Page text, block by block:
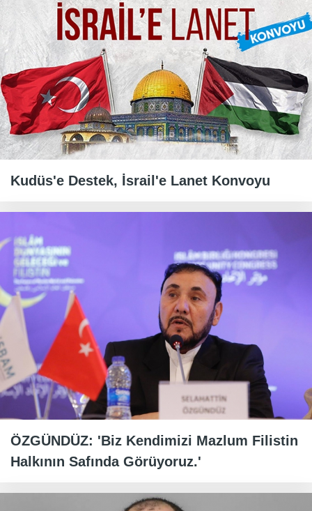
Kudüs'e Destek, İsrail'e Lanet Konvoyu
ÖZGÜNDÜZ: 'Biz Kendimizi Mazlum Filistin
Halkının Safında Görüyoruz.'